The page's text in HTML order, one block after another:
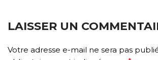
LAISSER UN
Votre adresse e-mail ne sera pas